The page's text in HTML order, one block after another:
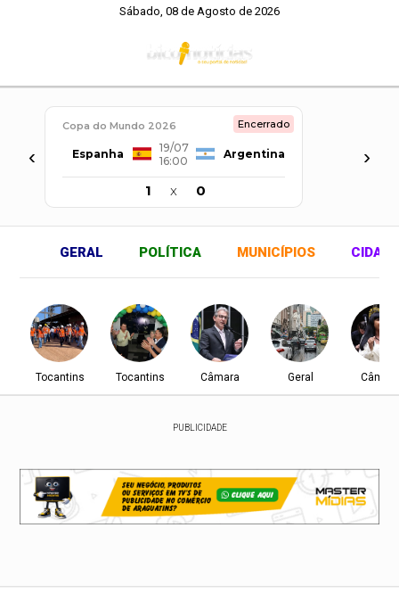
Sábado, 08 de Agosto de 2026
‹
Copa do Mundo 2026 Encerrado
Espanha
19/07
16:00
Argentina
1 x 0
›
GERAL POLÍTICA MUNICÍPIOS
Tocantins Tocantins Câmara Geral
PUBLICIDADE